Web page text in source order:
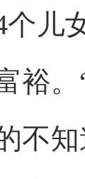
儿
裕
不